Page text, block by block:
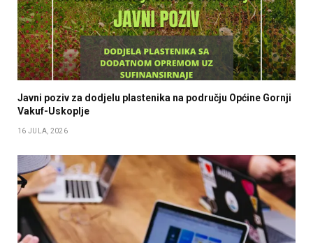
Javni poziv za dodjelu plastenika na području Općine Gornji
Vakuf-Uskoplje
16 JULA, 2026